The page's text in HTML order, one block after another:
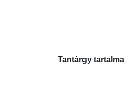
Tantárgy tartalma